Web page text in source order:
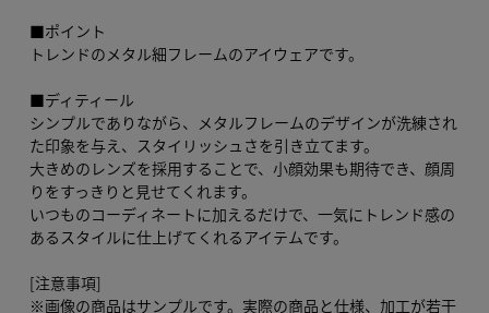
■ポイント
トレンドのメタル細フレームのアイウェアです。
■ディティール
シンプルでありながら、メタルフレームのデザインが洗練され
た印象を与え、スタイリッシュさを引き立てます。
大きめのレンズを採用することで、小顔効果も期待でき、顔周
りをすっきりと見せてくれます。
いつものコーディネートに加えるだけで、一気にトレンド感の
あるスタイルに仕上げてくれるアイテムです。
[注意事項]
※画像の商品はサンプルです。実際の商品と仕様、加工が若干